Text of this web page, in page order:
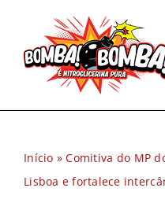
conteúdo
Início »Comitiva do MP
Lisboa e fortalece